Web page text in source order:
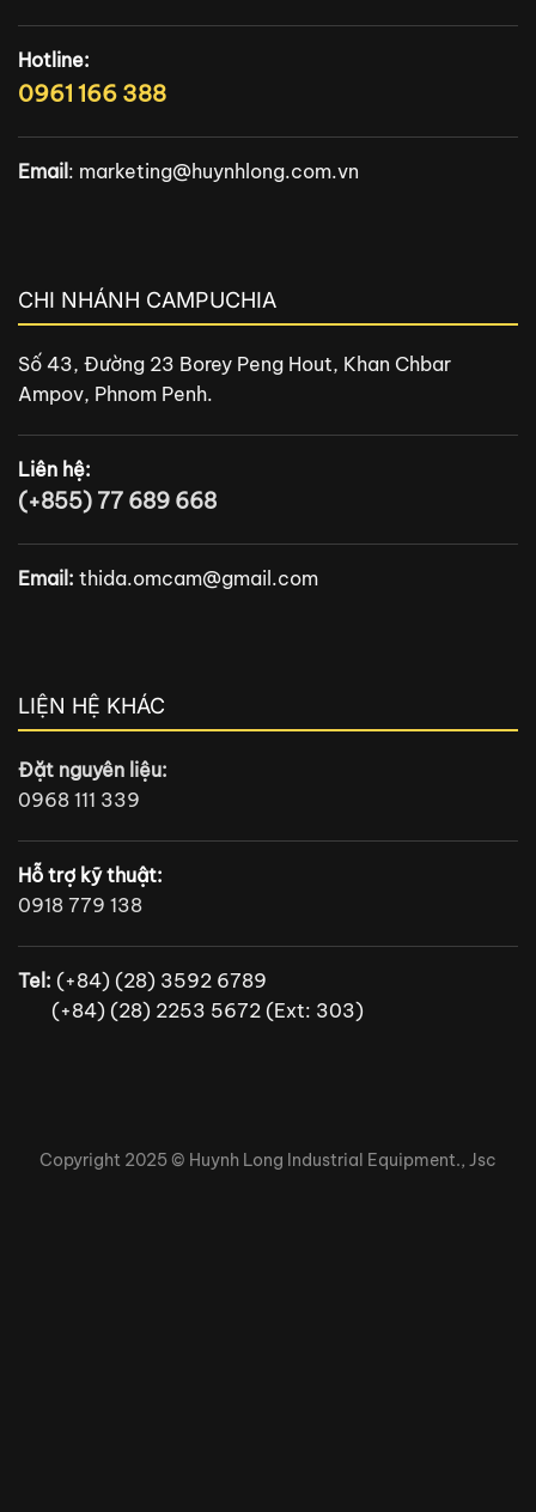
Hotline:
0961 166 388
Email : marketing@huynhlong.com.vn
CHI NHÁNH CAMPUCHIA
Số 43, Đường 23 Borey Peng Hout, Khan Chbar
Ampov, Phnom Penh.
Liên hệ:
(+855) 77 689 668
Email: thida.omcam@gmail.com
LIỆN HỆ KHÁC
Đặt nguyên liệu:
0968 111 339
Hỗ trợ kỹ thuật:
0918 779 138
Tel: (+84) (28) 3592 6789
(+84) (28) 2253 5672 (Ext: 303)
Copyright 2025 © Huynh Long Industrial Equipment., Jsc